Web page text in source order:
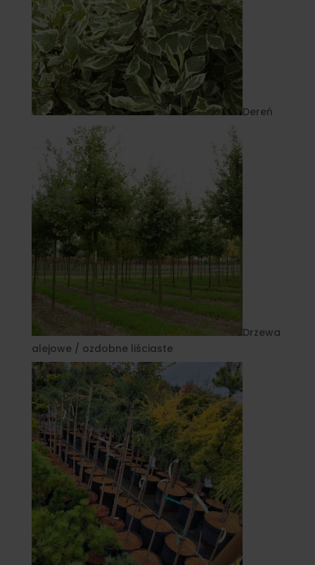
Dereń
Drzewa
alejowe / ozdobne liściaste